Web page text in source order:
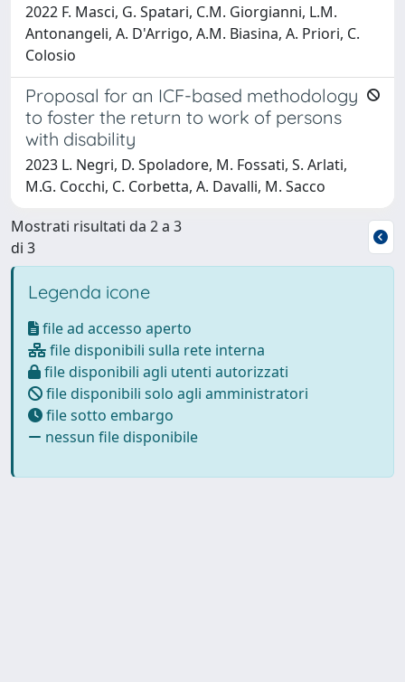
2022 F. Masci, G. Spatari, C.M. Giorgianni, L.M.
Antonangeli, A. D'Arrigo, A.M. Biasina, A. Priori, C.
Colosio
Proposal for an ICF-based methodology
to foster the return to work of persons
with disability
2023 L. Negri, D. Spoladore, M. Fossati, S. Arlati,
M.G. Cocchi, C. Corbetta, A. Davalli, M. Sacco
Mostrati risultati da 2 a 3
di 3
Legenda icone
file ad accesso aperto
file disponibili sulla rete interna
file disponibili agli utenti autorizzati
file disponibili solo agli amministratori
file sotto embargo
nessun file disponibile